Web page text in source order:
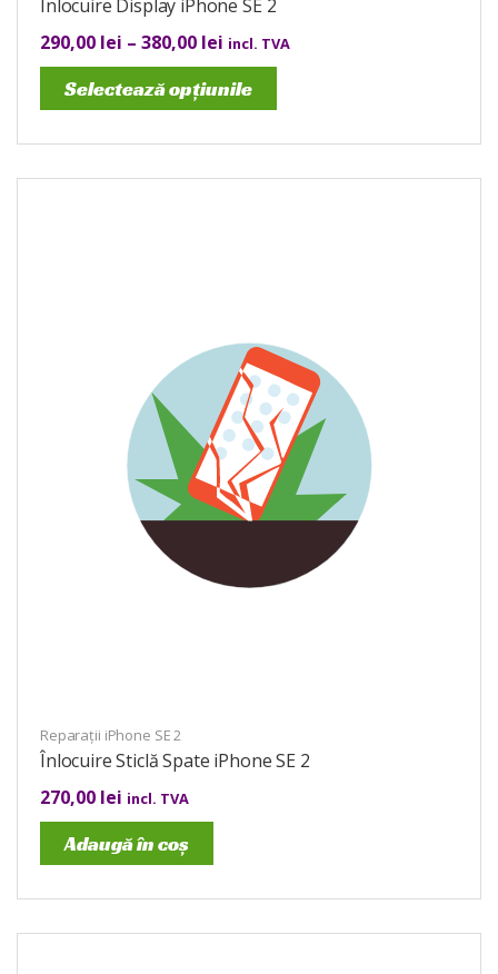
Înlocuire Display iPhone SE 2
290,00 lei – 380,00 lei incl. TVA
Selectează opțiunile
Reparații iPhone SE 2
Înlocuire Sticlă Spate iPhone SE 2
270,00 lei incl. TVA
Adaugă în coș